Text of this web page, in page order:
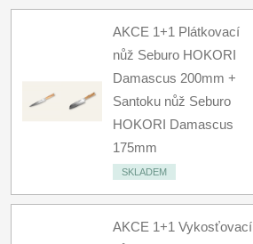
AKCE 1+1 Plátkovací
nůž Seburo HOKORI
Damascus 200mm +
Santoku nůž Seburo
HOKORI Damascus
175mm
SKLADEM
AKCE 1+1 Vykosťovací